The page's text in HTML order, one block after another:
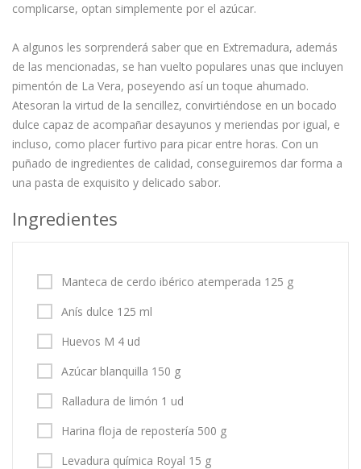
complicarse, optan simplemente por el azúcar.
A algunos les sorprenderá saber que en Extremadura, además
de las mencionadas, se han vuelto populares unas que incluyen
pimentón de La Vera, poseyendo así un toque ahumado.
Atesoran la virtud de la sencillez, convirtiéndose en un bocado
dulce capaz de acompañar desayunos y meriendas por igual, e
incluso, como placer furtivo para picar entre horas. Con un
puñado de ingredientes de calidad, conseguiremos dar forma a
una pasta de exquisito y delicado sabor.
Ingredientes
Manteca de cerdo ibérico atemperada 125 g
Anís dulce 125 ml
Huevos M 4 ud
Azúcar blanquilla 150 g
Ralladura de limón 1 ud
Harina floja de repostería 500 g
Levadura química Royal 15 g